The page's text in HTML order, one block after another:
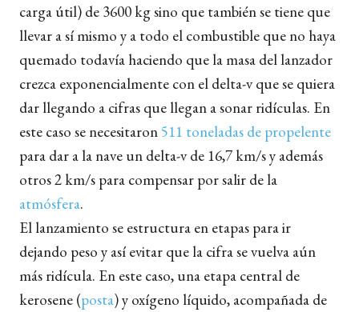
carga útil) de 3600 kg sino que también se tiene que
llevar a sí mismo y a todo el combustible que no haya
quemado todavía haciendo que la masa del lanzador
crezca exponencialmente con el delta-v que se quiera
dar llegando a cifras que llegan a sonar ridículas. En
este caso se necesitaron 511 toneladas de propelente
para dar a la nave un delta-v de 16,7 km/s y además
otros 2 km/s para compensar por salir de la
atmósfera.
El lanzamiento se estructura en etapas para ir
dejando peso y así evitar que la cifra se vuelva aún
más ridícula. En este caso, una etapa central de
kerosene (posta) y oxígeno líquido, acompañada de